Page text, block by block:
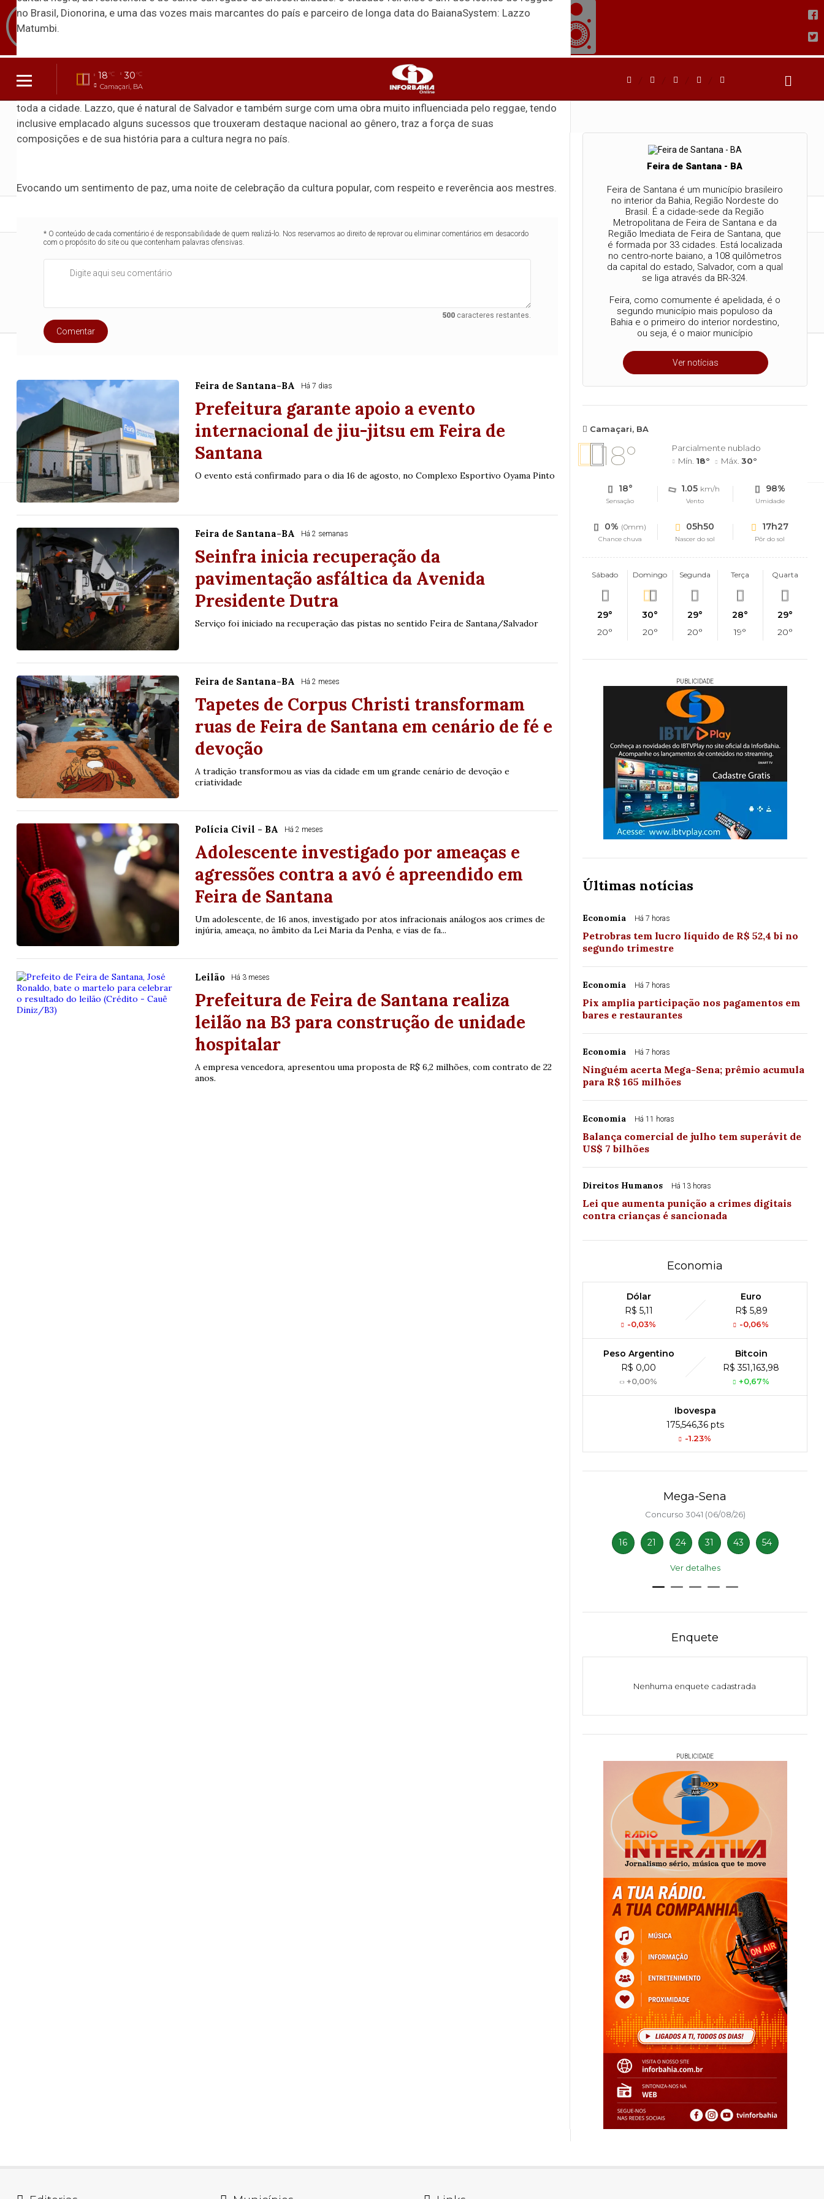
18°C 30°C
Camaçari, BA
Copa do Mundo 2026 Encerrado
Espanha
19/07
Argentina
Cidades Radio TV
BaianaSystem apresenta pela primeira vez em Feira de
Santana o show “Nossa Cultura”, na praça da Matriz
Espetáculo se ampara no conceito de valorizar as riquezas e as tradições dos locais por onde passa
no Brasil, Dionorina, e uma das vozes mais marcantes do país e parceiro de longa data do BaianaSystem: Lazzo
Matumbi.
Dionorina fala de seu bairro, a Rua Nova, em Feira de Santana, como um desses muitos guetos do mundo, seja na
Jamaica ou em Angola, com presença de negros em situações muito parecedias, produzindo cultura e influenciando
toda a cidade. Lazzo, que é natural de Salvador e também surge com uma obra muito influenciada pelo reggae, tendo
inclusive emplacado alguns sucessos que trouxeram destaque nacional ao gênero, traz a força de suas
composições e de sua história para a cultura negra no país.
Evocando um sentimento de paz, uma noite de celebração da cultura popular, com respeito e reverência aos mestres.
* O conteúdo de cada comentário é de responsabilidade de quem realizá-lo. Nos reservamos ao direito de reprovar ou eliminar comentários em desacordo
com o propósito do site ou que contenham palavras ofensivas.
500caracteres restantes.
Comentar
Feira de Santana-BA Há 7 dias
Prefeitura garante apoio a evento
internacional de jiu-jitsu em Feira de
Santana
O evento está confirmado para o dia 16 de agosto, no Complexo Esportivo Oyama Pinto
Feira de Santana-BA Há 2 semanas
Seinfra inicia recuperação da
pavimentação asfáltica da Avenida
Presidente Dutra
Serviço foi iniciado na recuperação das pistas no sentido Feira de Santana/Salvador
Feira de Santana-BA Há 2 meses
Tapetes de Corpus Christi transformam
ruas de Feira de Santana em cenário de fé e
devoção
A tradição transformou as vias da cidade em um grande cenário de devoção e
criatividade
Polícia Civil - BA Há 2 meses
Adolescente investigado por ameaças e
agressões contra a avó é apreendido em
Feira de Santana
Um adolescente, de 16 anos, investigado por atos infracionais análogos aos crimes de
injúria, ameaça, no âmbito da Lei Maria da Penha, e vias de fa...
Leilão Há 3 meses
Prefeitura de Feira de Santana realiza
leilão na B3 para construção de unidade
hospitalar
A empresa vencedora, apresentou uma proposta de R$ 6,2 milhões, com contrato de 22
anos.
Feira de Santana - BA
Feira de Santana é um município brasileiro
no interior da Bahia, Região Nordeste do
Brasil. É a cidade-sede da Região
Metropolitana de Feira de Santana e da
Região Imediata de Feira de Santana, que
é formada por 33 cidades. Está localizada
no centro-norte baiano, a 108 quilômetros
da capital do estado, Salvador, com a qual
se liga através da BR-324.
Feira, como comumente é apelidada, é o
segundo município mais populoso da
Bahia e o primeiro do interior nordestino,
ou seja, é o maior município
Ver notícias
Camaçari, BA
18°
Parcialmente nublado
Mín. 18° Máx. 30°
18°
Sensação
1.05 km/h
Vento
98%
Umidade
0% (0mm)
Chance chuva
05h50
Nascer do sol
17h27
Pôr do sol
Sábado
29°
20°
Domingo
30°
20°
Segunda
29°
20°
Terça
28°
19°
Quarta
29°
20°
PUBLICIDADE
Últimas notícias
Economia Há 7 horas
Petrobras tem lucro líquido de R$ 52,4 bi no
segundo trimestre
Economia Há 7 horas
Pix amplia participação nos pagamentos em
bares e restaurantes
Economia Há 7 horas
Ninguém acerta Mega-Sena; prêmio acumula
para R$ 165 milhões
Economia Há 11 horas
Balança comercial de julho tem superávit de
US$ 7 bilhões
Direitos Humanos Há 13 horas
Lei que aumenta punição a crimes digitais
contra crianças é sancionada
Economia
Dólar
R$ 5,11
-0,03%
Euro
R$ 5,89
-0,06%
Peso Argentino
R$ 0,00
+0,00%
Bitcoin
R$ 351,163,98
+0,67%
Ibovespa
175,546,36 pts
-1.23%
Mega-Sena
Concurso 3041 (06/08/26)
16 21 24 31 43 54
Ver detalhes
Enquete
Nenhuma enquete cadastrada
PUBLICIDADE